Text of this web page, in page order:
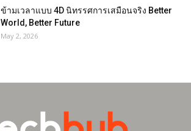
ข้ามเวลาแบบ 4D นิทรรศการเสมือนจริง Better
World, Better Future
May 2, 2026